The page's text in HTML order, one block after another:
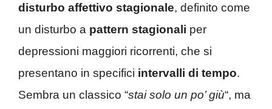
disturbo affettivo stagionale, definito come
un disturbo a pattern stagionali per
depressioni maggiori ricorrenti, che si
presentano in specifici intervalli di tempo.
Sembra un classico “stai solo un po’ giù“, ma